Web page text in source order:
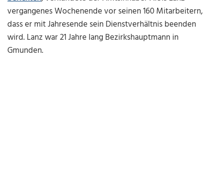
vergangenes Wochenende vor seinen 160 Mitarbeitern,
dass er mit Jahresende sein Dienstverhältnis beenden
wird. Lanz war 21 Jahre lang Bezirkshauptmann in
Gmunden.